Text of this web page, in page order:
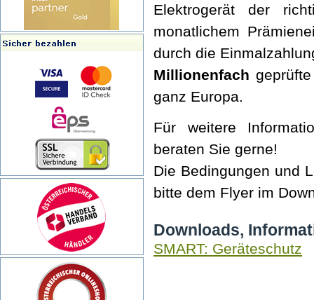
Elektrogerät der
monatlichem
durch die
Millionenfach
ganz Europa.
Für weitere
beraten Sie gerne!
Die Bedingungen und
bitte dem Flyer im
Downloads,
SMART: Geräteschutz